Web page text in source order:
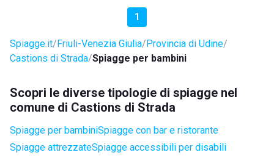
1
Spiagge.it Friuli-Venezia Giulia Provincia di Udine
Castions di Strada Spiagge per bambini
Scopri le diverse tipologie di spiagge nel
comune di Castions di Strada
Spiagge per bambiniSpiagge con bar e ristorante
Spiagge attrezzateSpiagge accessibili per disabili